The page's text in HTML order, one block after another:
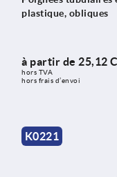
plastique, obliques
à partir de 25,12
hors TVA
hors frais d’envoi
K0221